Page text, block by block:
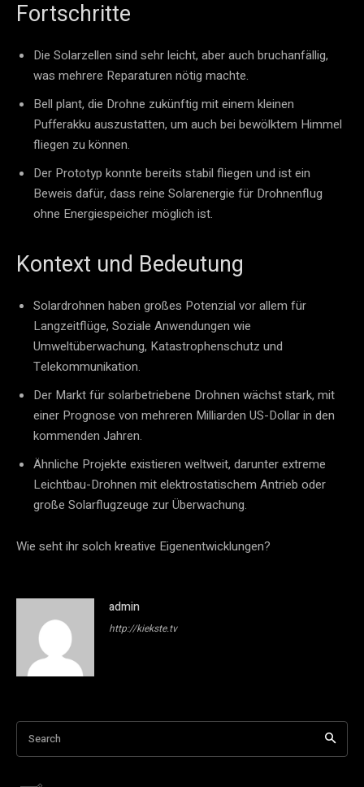
Fortschritte
Die Solarzellen sind sehr leicht, aber auch bruchanfällig,
was mehrere Reparaturen nötig machte.
Bell plant, die Drohne zukünftig mit einem kleinen
Pufferakku auszustatten, um auch bei bewölktem Himmel
fliegen zu können.
Der Prototyp konnte bereits stabil fliegen und ist ein
Beweis dafür, dass reine Solarenergie für Drohnenflug
ohne Energiespeicher möglich ist.
Kontext und Bedeutung
Solardrohnen haben großes Potenzial vor allem für
Langzeitflüge, Soziale Anwendungen wie
Umweltüberwachung, Katastrophenschutz und
Telekommunikation.
Der Markt für solarbetriebene Drohnen wächst stark, mit
einer Prognose von mehreren Milliarden US-Dollar in den
kommenden Jahren.
Ähnliche Projekte existieren weltweit, darunter extreme
Leichtbau-Drohnen mit elektrostatischem Antrieb oder
große Solarflugzeuge zur Überwachung.
Wie seht ihr solch kreative Eigenentwicklungen?
admin
http://kiekste.tv
Search